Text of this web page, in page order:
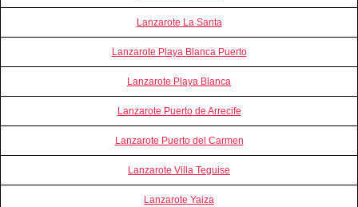
Lanzarote La Santa
Lanzarote Playa Blanca Puerto
Lanzarote Playa Blanca
Lanzarote Puerto de Arrecife
Lanzarote Puerto del Carmen
Lanzarote Villa Teguise
Lanzarote Yaiza